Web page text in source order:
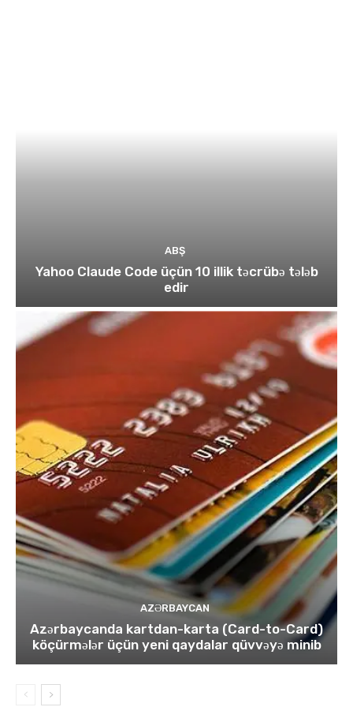
ABŞ
Yahoo Claude Code üçün 10 illik təcrübə tələb
edir
AZƏRBAYCAN
Azərbaycanda kartdan-karta (Card-to-Card)
köçürmələr üçün yeni qaydalar qüvvəyə minib